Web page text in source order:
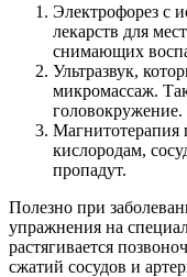
Электрофорез с
лекарств для
снимающих
Ультразвук,
микромассаж.
головокружение.
Магнитотерапия
кислородам,
пропадут.
Полезно при
упражнения на
растягивается
сжатий сосудов и